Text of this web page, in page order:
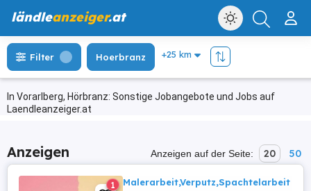
ländleanzeiger.at
In Vorarlberg, Hörbranz: Sonstige Jobangebote und Jobs auf
Laendleanzeiger.at
Filter Hoerbranz
Anzeigen Anzeigen auf der Seite: 20 50
1 Malerarbeit,Verputz,Spachtelarbeit